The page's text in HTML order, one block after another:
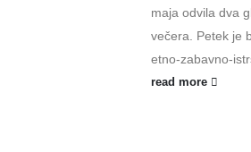
maja odvila dva
večera. Petek je
etno-zabavno-
read more